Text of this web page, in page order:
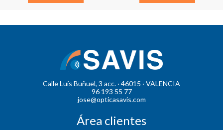
Calle Luís Buñuel, 3 acc. · 46015 · VALENCIA
96 193 55 77
jose@opticasavis.com
Área clientes